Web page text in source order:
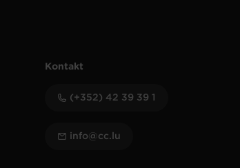
Kontakt
(+352) 42 39 39 1
info@cc.lu